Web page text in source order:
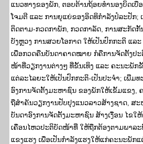
ແນວທາງຂອງພັກ, ຕອບຕ້ານຖ້ອຍທຳນອງບິດເບື
ໂຈມຕີ ແລະ ການຍຸແຍ່ຂອງອິດທິກຳລັງປໍລະປັກ;
ຕິດຕາມ-ກວດກາພັກ, ກວດກາລັດ, ການສະກັດກັ້
ບັງຫຼວງ ການສວຍໂອກາດ ໃຫ້ເປັນປົກກະຕິ ແລະ
ເພື່ອກວດຄືນບັນດາຄາດໝາຍ ກໍຄືການຈັດຕັ້ງປະ
ໜ້າທີ່ວຽກງານຕ່າງໆ ທີ່ຂັ້ນເທິງ ແລະ ຄະນະພັກ
ແຕ່ລະໄລຍະໃຫ້ເປັນປົກກະຕິ-ເປັນປະຈຳ; ເພີ່ມທ
ອົງການຈັດຕັ້ງມະຫາຊົນ ຂອງພັກໃຫ້ເຂັ້ມແຂງ,
ຖືສຳຄັນວຽກງານປັບປຸງແນວລາວສ້າງຊາດ, ສ
ບັນດາອົງການຈັດຕັ້ງມະຫາຊົນ ສ້າງເງື່ອນ ໄຂໃ
ເຄື່ອນໄຫວປະຕິບັດໜ້າທີ່ ໃຫ້ຖືກຕ້ອງຕາມພາລ
ແຂງແຮງ ເພື່ອເປັນກຳລັງແຮງໃຫ້ແກ່ຄະນະພັກແ